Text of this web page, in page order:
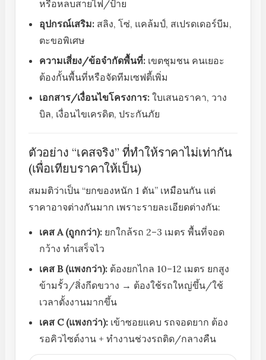
หรือหลบสายไฟ/ป้าย
อุปกรณ์เสริม:สลิง, โซ่, แคล้มป์, สเปรดเดอร์บีม,
ตะขอพิเศษ
ความเสี่ยง/ข้อจำกัดพื้นที่:เขตชุมชน คนเยอะ
ต้องกั้นพื้นที่หรือจัดทีมเซฟตี้เพิ่ม
เอกสาร/เงื่อนไขโครงการ:ใบเสนอราคา, วาง
บิล, เงื่อนไขเครดิต, ประกันภัย
ตัวอย่าง “เคสจริง” ที่ทำให้ราคาไม่เท่ากัน
(เพื่อเทียบราคาให้เป็น)
สมมติว่าเป็น “ยกของหนัก 1 ตัน” เหมือนกัน แต่
ราคาอาจต่างกันมาก เพราะรายละเอียดต่างกัน:
เคส A (ถูกกว่า):ยกใกล้รถ 2–3 เมตร พื้นที่จอด
กว้าง ทำเสร็จไว
เคส B (แพงกว่า):ต้องยกไกล 10–12 เมตร ยกสูง
ข้ามรั้ว/สิ่งกีดขวาง → ต้องใช้รถใหญ่ขึ้น/ใช้
เวลาตั้งงานมากขึ้น
เคส C (แพงกว่า):เข้าซอยแคบ รถจอดยาก ต้อง
รอคิวไซต์งาน + ทำงานช่วงรถติด/กลางคืน